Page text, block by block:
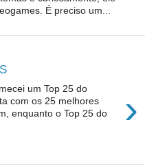
É preciso um...
›
um Top 25 do
com os 25 melhores
enquanto o Top 25 do